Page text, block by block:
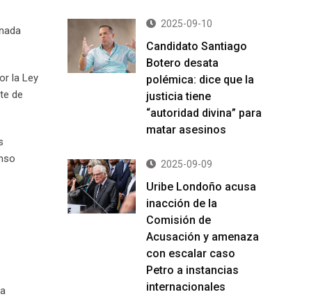
la Ley
de
2025-09-10
Candidato Santiago
Botero desata
polémica: dice que la
justicia tiene
“autoridad divina” para
matar asesinos
2025-09-09
Uribe Londoño acusa
inacción de la
Comisión de
Acusación y amenaza
con escalar caso
Petro a instancias
internacionales